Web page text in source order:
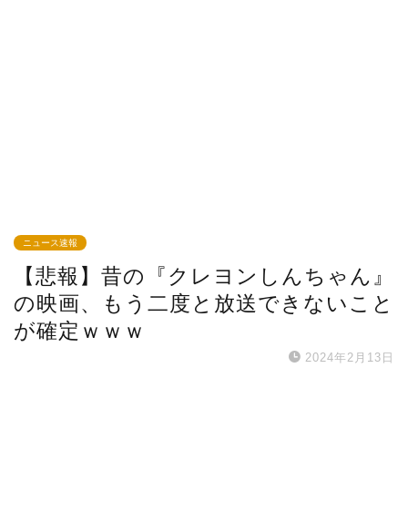
ニュース速報
【悲報】昔の『クレヨンしんちゃん』
の映画、もう二度と放送できないこと
が確定ｗｗｗ
2024年2月13日